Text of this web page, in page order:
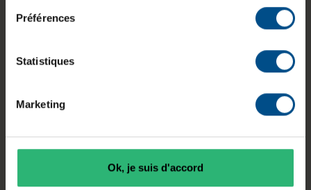
Préférences
Statistiques
Marketing
Ok, je suis d'accord
écran
Mémoire
d’exploitatio